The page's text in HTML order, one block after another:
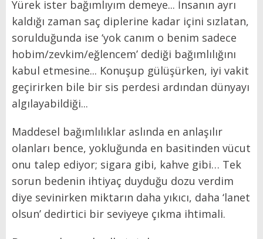
Yürek ister bağımlıyım demeye... İnsanın ayrı
kaldığı zaman saç diplerine kadar içini sızlatan,
sorulduğunda ise ‘yok canım o benim sadece
hobim/zevkim/eğlencem’ dediği bağımlılığını
kabul etmesine... Konuşup gülüşürken, iyi vakit
geçirirken bile bir sis perdesi ardından dünyayı
algılayabildiği...
Maddesel bağımlılıklar aslında en anlaşılır
olanları bence, yokluğunda en basitinden vücut
onu talep ediyor; sigara gibi, kahve gibi… Tek
sorun bedenin ihtiyaç duyduğu dozu verdim
diye sevinirken miktarın daha yıkıcı, daha ‘lanet
olsun’ dedirtici bir seviyeye çıkma ihtimali.